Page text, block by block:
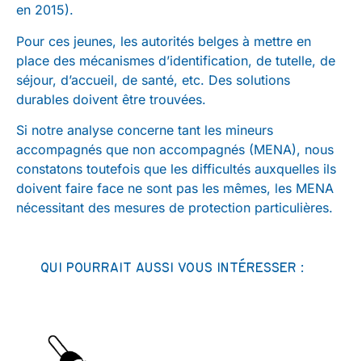
en 2015).
Pour ces jeunes, les autorités belges à mettre en
place des mécanismes d’identification, de tutelle, de
séjour, d’accueil, de santé, etc. Des solutions
durables doivent être trouvées.
Si notre analyse concerne tant les mineurs
accompagnés que non accompagnés (MENA), nous
constatons toutefois que les difficultés auxquelles ils
doivent faire face ne sont pas les mêmes, les MENA
nécessitant des mesures de protection particulières.
QUI POURRAIT AUSSI VOUS INTÉRESSER :